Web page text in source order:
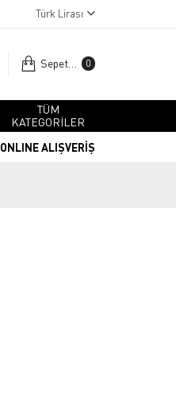
Türk Lirası
Sepetim 0
TÜM
KATEGORİLER
ONLINE ALIŞVERİŞ